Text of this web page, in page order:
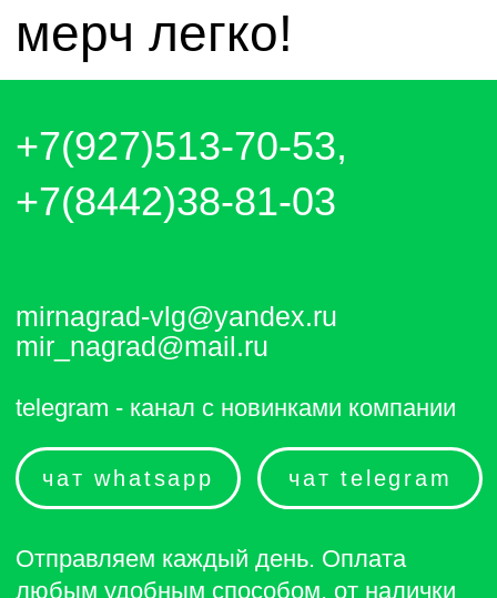
любым удобным способом, от налички
до выставления счёта и перевода на
карту.
чат whatsapp
telegram - канал с новинками компании